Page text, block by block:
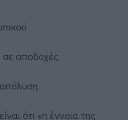
σε αποδοχές
ότι «η έννοια της